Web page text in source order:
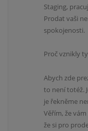
Staging,
Prodat vaši
spokojenosti.
Proč vznikly
Abych zde
to není totéž.
je řekněme
Věřím, že
že si pro